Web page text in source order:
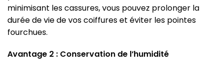
minimisant les cassures, vous pouvez prolonger la
durée de vie de vos coiffures et éviter les pointes
fourchues.
Avantage 2 : Conservation de l’humidité